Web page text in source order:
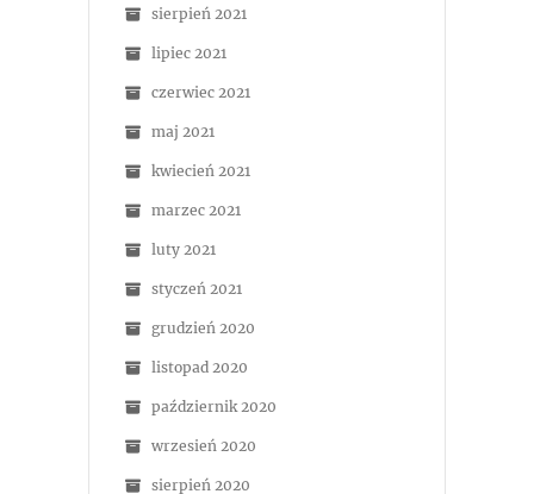
sierpień 2021
lipiec 2021
czerwiec 2021
maj 2021
kwiecień 2021
marzec 2021
luty 2021
styczeń 2021
grudzień 2020
listopad 2020
październik 2020
wrzesień 2020
sierpień 2020